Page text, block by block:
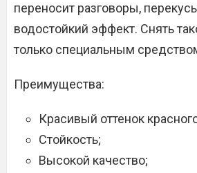
переносит разговоры,
водостойкий эффект. Снять
только специальным
Преимущества:
Красивый оттенок
Стойкость;
Высокой качество;